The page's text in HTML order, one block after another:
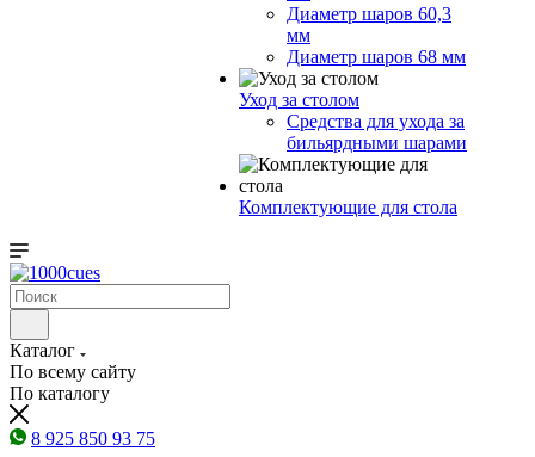
Диаметр шаров 60,3
мм
Диаметр шаров 68 мм
Уход за столом
Средства для ухода за
бильярдными шарами
Комплектующие для стола
Каталог
По всему сайту
По каталогу
8 925 850 93 75